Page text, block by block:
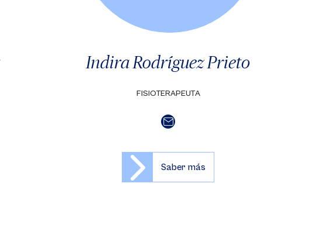
Indira Rodríguez Prieto
FISIOTERAPEUTA
Saber más